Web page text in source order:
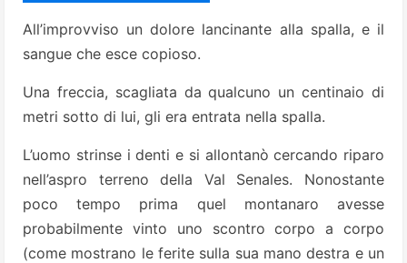
All’improvviso un dolore lancinante alla spalla, e il
sangue che esce copioso.
Una freccia, scagliata da qualcuno un centinaio di
metri sotto di lui, gli era entrata nella spalla.
L’uomo strinse i denti e si allontanò cercando riparo
nell’aspro terreno della Val Senales. Nonostante
poco tempo prima quel montanaro avesse
probabilmente vinto uno scontro corpo a corpo
(come mostrano le ferite sulla sua mano destra e un